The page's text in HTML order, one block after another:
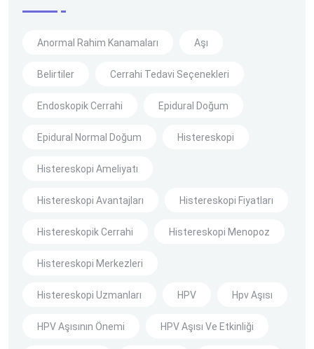
Anormal Rahim Kanamaları Aşı
Belirtiler Cerrahi Tedavi Seçenekleri
Endoskopik Cerrahi Epidural Doğum
Epidural Normal Doğum Histereskopi
Histereskopi Ameliyatı
Histereskopi Avantajları Histereskopi Fiyatları
Histereskopik Cerrahi Histereskopi Menopoz
Histereskopi Merkezleri
Histereskopi Uzmanları HPV Hpv Aşısı
HPV Aşısının Önemi HPV Aşısı Ve Etkinliği